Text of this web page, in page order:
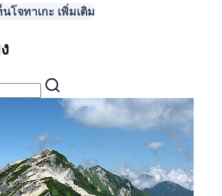
โจทาเกะ เพิ่มเติม